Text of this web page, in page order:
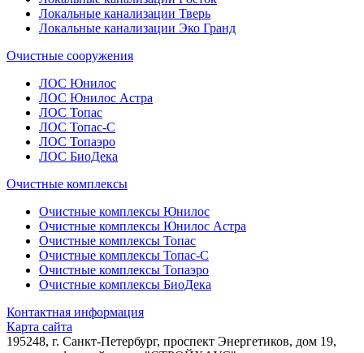
Локальные канализации Тверь
Локальные канализации Эко Гранд
Очистные сооружения
ЛОС Юнилос
ЛОС Юнилос Астра
ЛОС Топас
ЛОС Топас-С
ЛОС Топаэро
ЛОС БиоДека
Очистные комплексы
Очистные комплексы Юнилос
Очистные комплексы Юнилос Астра
Очистные комплексы Топас
Очистные комплексы Топас-С
Очистные комплексы Топаэро
Очистные комплексы БиоДека
Контактная информация
Карта сайта
195248, г. Санкт-Петербург, проспект Энергетиков, дом 19,